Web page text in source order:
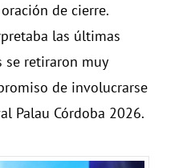
de cierre.
las últimas
se retiraron muy
de involucrarse
Palau Córdoba 2026.